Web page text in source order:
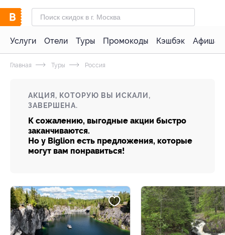
Услуги Отели Туры Промокоды Кэшбэк Афиша
Главная Туры Россия
АКЦИЯ, КОТОРУЮ ВЫ ИСКАЛИ,
ЗАВЕРШЕНА.
К сожалению, выгодные акции быстро
заканчиваются.
Но у Biglion есть предложения, которые
могут вам понравиться!